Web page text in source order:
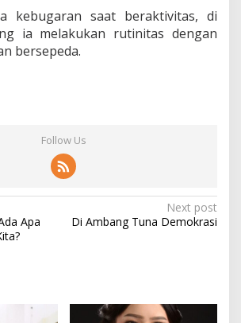
kebugaran saat beraktivitas, di
ia melakukan rutinitas dengan
bersepeda.
Follow Us
Apa
Next post
Di Ambang Tuna Demokrasi